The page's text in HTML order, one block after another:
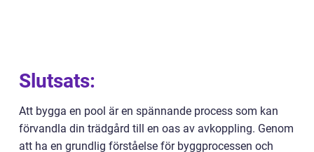
Slutsats:
Att bygga en pool är en spännande process som kan
förvandla din trädgård till en oas av avkoppling. Genom
att ha en grundlig förståelse för byggprocessen och